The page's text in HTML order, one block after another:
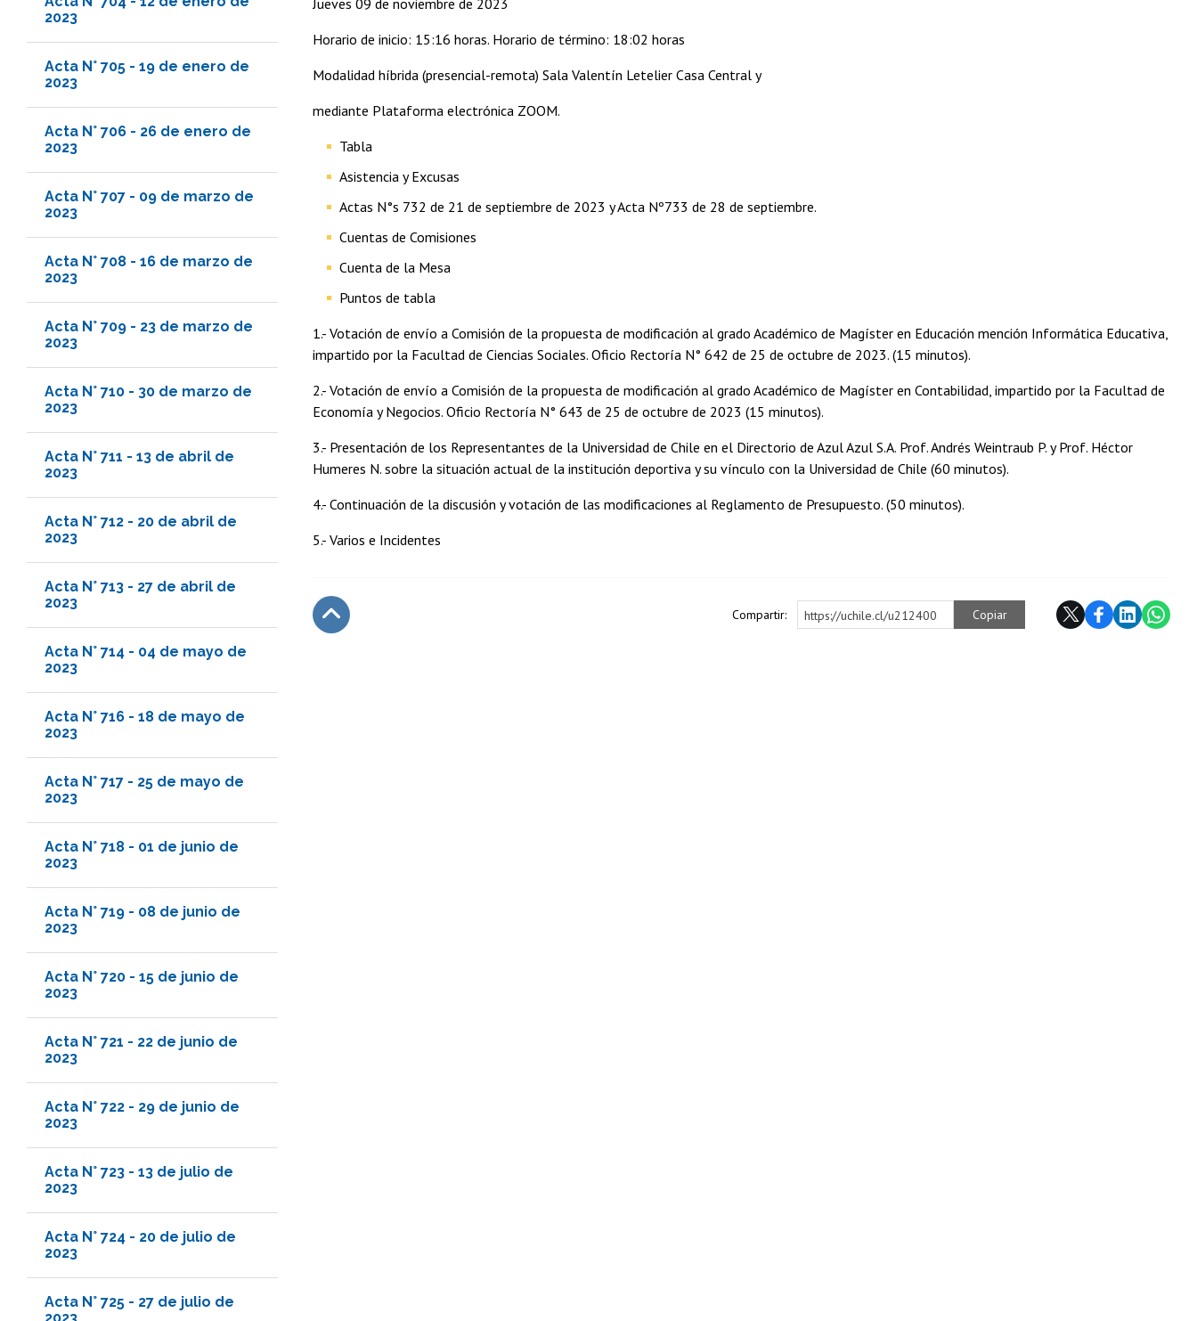
2023
Acta N° 705 - 19 de enero de
2023
Acta N° 706 - 26 de enero de
2023
Acta N° 707 - 09 de marzo de
2023
Acta N° 708 - 16 de marzo de
2023
Acta N° 709 - 23 de marzo de
2023
Acta N° 710 - 30 de marzo de
2023
Acta N° 711 - 13 de abril de
2023
Acta N° 712 - 20 de abril de
2023
Acta N° 713 - 27 de abril de
2023
Acta N° 714 - 04 de mayo de
2023
Acta N° 716 - 18 de mayo de
2023
Acta N° 717 - 25 de mayo de
2023
Acta N° 718 - 01 de junio de
2023
Acta N° 719 - 08 de junio de
2023
Acta N° 720 - 15 de junio de
2023
Acta N° 721 - 22 de junio de
2023
Acta N° 722 - 29 de junio de
2023
Acta N° 723 - 13 de julio de
2023
Acta N° 724 - 20 de julio de
2023
Acta N° 725 - 27 de julio de
2023
Horario de inicio: 15:16 horas. Horario de término: 18:02 horas
Modalidad híbrida (presencial-remota) Sala Valentín Letelier Casa Central y
mediante Plataforma electrónica ZOOM.
Tabla
Asistencia y Excusas
Actas N°s 732 de 21 de septiembre de 2023 y Acta Nº733 de 28 de septiembre.
Cuentas de Comisiones
Cuenta de la Mesa
Puntos de tabla
1.- Votación de envío a Comisión de la propuesta de modificación al grado Académico de Magíster en Educación mención Informática Educativa,
impartido por la Facultad de Ciencias Sociales. Oficio Rectoría N° 642 de 25 de octubre de 2023. (15 minutos).
2.- Votación de envío a Comisión de la propuesta de modificación al grado Académico de Magíster en Contabilidad, impartido por la Facultad de
Economía y Negocios. Oficio Rectoría N° 643 de 25 de octubre de 2023 (15 minutos).
3.- Presentación de los Representantes de la Universidad de Chile en el Directorio de Azul Azul S.A. Prof. Andrés Weintraub P. y Prof. Héctor
Humeres N. sobre la situación actual de la institución deportiva y su vínculo con la Universidad de Chile (60 minutos).
4.- Continuación de la discusión y votación de las modificaciones al Reglamento de Presupuesto. (50 minutos).
5.- Varios e Incidentes
Compartir: https://uchile.cl/u212400 Copiar